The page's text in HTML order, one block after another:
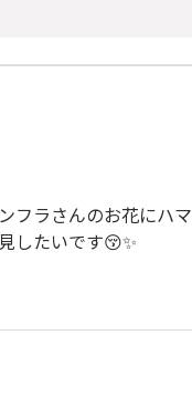
フラさんのお花にハ
したいです😚✨️